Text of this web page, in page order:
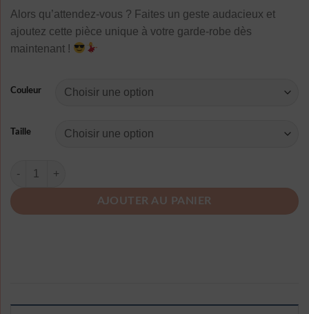
Alors qu’attendez-vous ? Faites un geste audacieux et
ajoutez cette pièce unique à votre garde-robe dès
maintenant !
Couleur
Taille
quantité de Robe Manche Longue A Pois De Soiree Chauve Souris
AJOUTER AU PANIER